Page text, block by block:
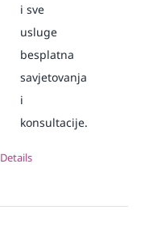
i sve
usluge
besplatna
savjetovanja
i
konsultacije.
Details